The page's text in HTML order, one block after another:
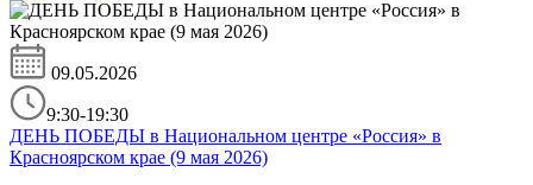
09.05.2026
9:30-19:30
ДЕНЬ ПОБЕДЫ в Национальном центре «Россия» в
Красноярском крае (9 мая 2026)